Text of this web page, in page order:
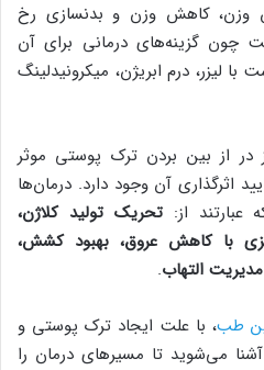
وزن، کاهش وزن و بدنسازی رخ
چون گزینه‌های درمانی برای آن
با لیزر، درم ابریژن، میکرونیدلینگ
در از بین بردن‌ ترک‌ پوستی موثر
اثرگذاری آن وجود دارد. درمان‌ها
عبارتند از:تحریک تولید کلاژن،
با کاهش عروق، بهبود کشش،
التهاب.
طب، با علت ایجاد ‌ترک‌ پوستی و
می‌شوید تا مسیرهای درمان را